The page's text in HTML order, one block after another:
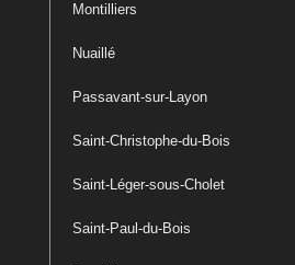
Montilliers
Nuaillé
Passavant-sur-Layon
Saint-Christophe-du-Bois
Saint-Léger-sous-Cholet
Saint-Paul-du-Bois